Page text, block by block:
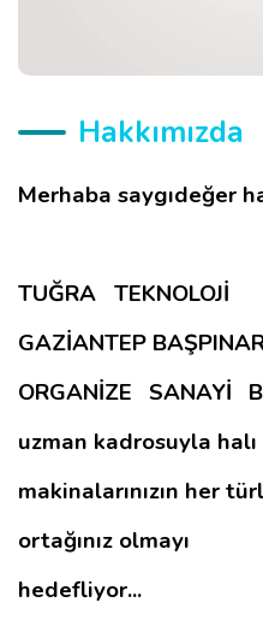
Hakkımızda
Merhaba saygıdeğer
TUĞRA
GAZİANTEP
ORGANİZE SANAYİ
uzman kadrosuyla halı
makinalarınızın her
ortağınız olmayı
hedefliyor...